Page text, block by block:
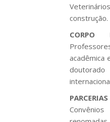
construção.
CORPO
acadêmica